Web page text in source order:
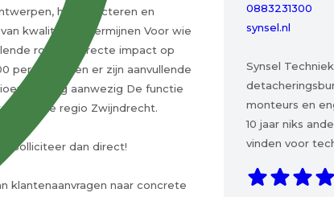
het selecteren en
kwaliteit en termijnen Voor wie
rol met directe impact op
per maand en er zijn aanvullende
aanwezig De functie
in de regio Zwijndrecht.
Solliciteer dan direct!
klantenaanvragen naar concrete
0883231300
synsel.nl
Synsel
monteurs en
10 jaar niks
vinden voor